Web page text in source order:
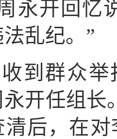
永开回忆
乱纪。”
群众举报
开任组长
清后，在